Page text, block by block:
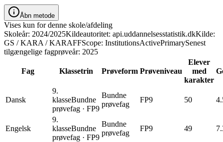
Åbn metode
Vises kun for denne skole/afdeling
Skoleår: 2024/2025Kildeautoritet: api.uddannelsesstatistik.dkKilde:
GS / KARA / KARAFFScope: InstitutionsActivePrimarySenest
tilgængelige fagprøveår: 2025
Fag Klassetrin Prøveform Prøveniveau
Elever
med
karakter
Dansk
9.
klasseBundne
prøvefag · FP9
Bundne
prøvefag
FP9 50
Engelsk
9.
klasseBundne
prøvefag · FP9
Bundne
prøvefag
FP9 49